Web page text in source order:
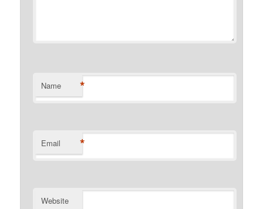
Name *
Email *
Website